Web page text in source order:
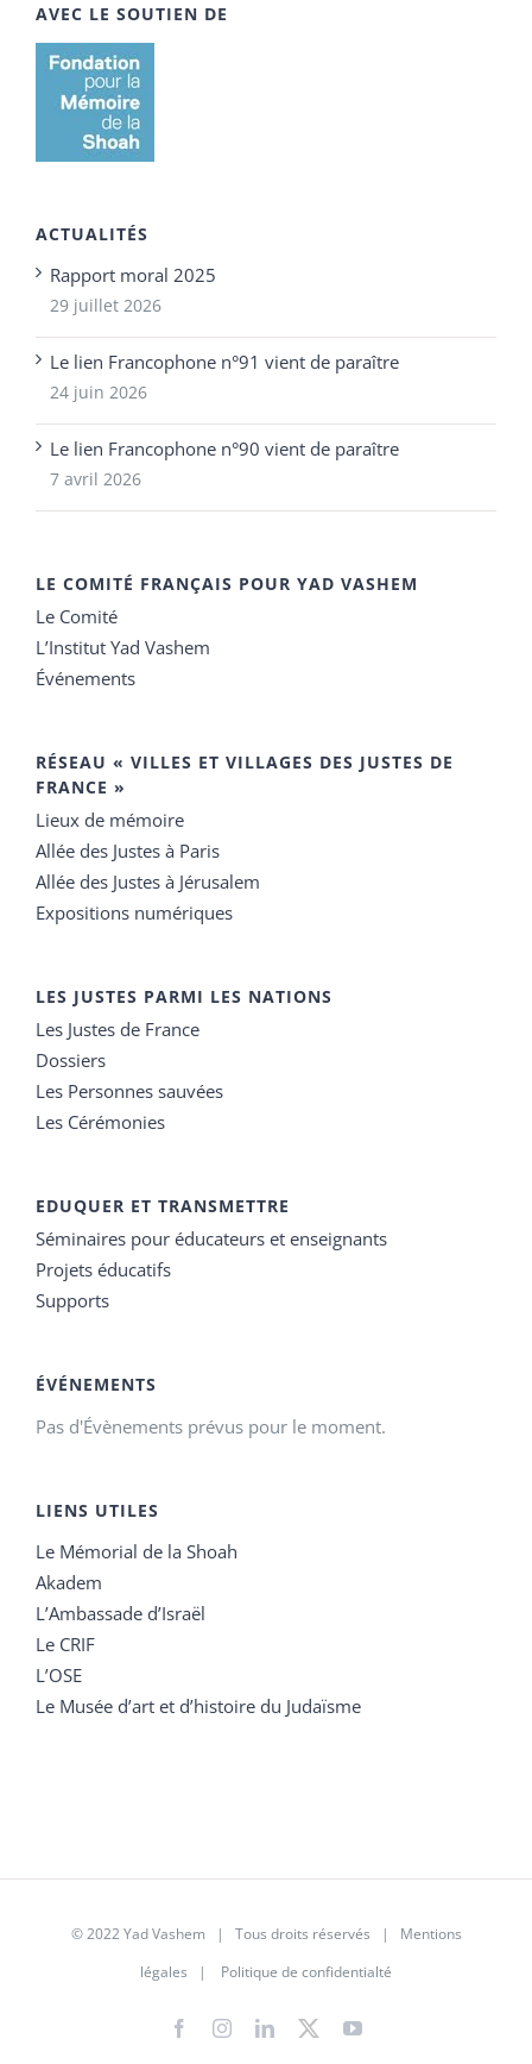
AVEC LE SOUTIEN DE
ACTUALITÉS
Rapport moral 2025
29 juillet 2026
Le lien Francophone n°91 vient de paraître
24 juin 2026
Le lien Francophone n°90 vient de paraître
7 avril 2026
LE COMITÉ FRANÇAIS POUR YAD VASHEM
Le Comité
L’Institut Yad Vashem
Événements
RÉSEAU « VILLES ET VILLAGES DES JUSTES DE
FRANCE »
Lieux de mémoire
Allée des Justes à Paris
Allée des Justes à Jérusalem
Expositions numériques
LES JUSTES PARMI LES NATIONS
Les Justes de France
Dossiers
Les Personnes sauvées
Les Cérémonies
EDUQUER ET TRANSMETTRE
Séminaires pour éducateurs et enseignants
Projets éducatifs
Supports
ÉVÉNEMENTS
Pas d'Évènements prévus pour le moment.
LIENS UTILES
Le Mémorial de la Shoah
Akadem
L’Ambassade d’Israël
Le CRIF
L’OSE
Le Musée d’art et d’histoire du Judaïsme
© 2022 Yad Vashem | Tous droits réservés | Mentions
légales | Politique de confidentialté
FacebookInstagramLinkedIn
X YouTube